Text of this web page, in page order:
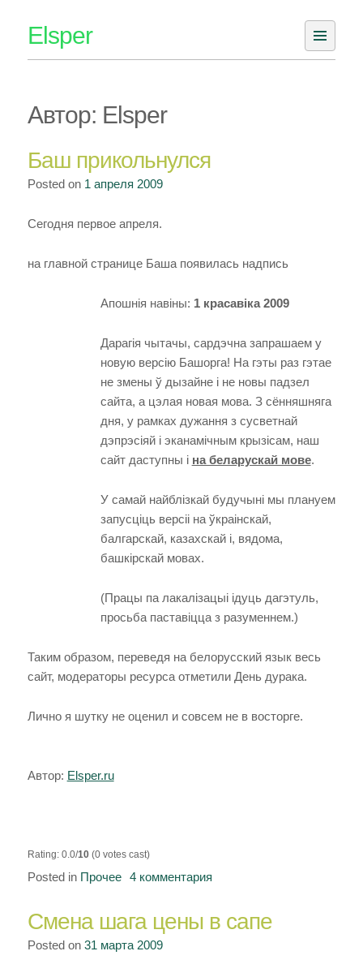
content
Elsper
Автор: Elsper
Баш прикольнулся
Posted on 1 апреля 2009
Сегодня первое апреля.
на главной странице Баша появилась надпись
Апошнія навіны: 1 красавіка 2009
Дарагія чытачы, сардэчна запрашаем у
новую версію Башорга! На гэты раз гэтае
не змены ў дызайне і не новы падзел
сайта, а цэлая новая мова. З сённяшняга
дня, у рамках дужання з сусветнай
дэпрэсіяй і эканамічным крызісам, наш
сайт даступны і на беларускай мове.
У самай найблізкай будучыні мы плануем
запусціць версіі на ўкраінскай,
балгарскай, казахскай і, вядома,
башкірскай мовах.
(Працы па лакалізацыі ідуць дагэтуль,
просьба паставіцца з разуменнем.)
Таким образом, переведя на белорусский язык весь
сайт, модераторы ресурса отметили День дурака.
Лично я шутку не оценил и совсем не в восторге.
Автор: Elsper.ru
Rating: 0.0/10(0 votes cast)
Posted in Прочее 4 комментария
Баш
Смена шага цены в сапе
Posted on 31 марта 2009